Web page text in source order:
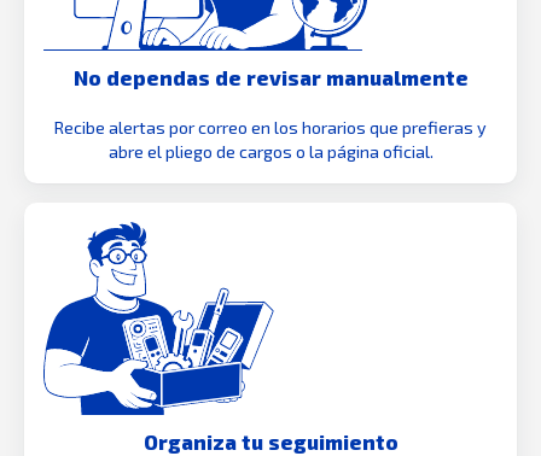
No dependas de revisar manualmente
Recibe alertas por correo en los horarios que prefieras y
abre el pliego de cargos o la página oficial.
Organiza tu seguimiento